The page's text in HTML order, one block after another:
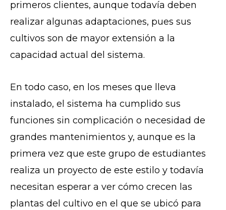
primeros clientes, aunque todavía deben
realizar algunas adaptaciones, pues sus
cultivos son de mayor extensión a la
capacidad actual del sistema.
En todo caso, en los meses que lleva
instalado, el sistema ha cumplido sus
funciones sin complicación o necesidad de
grandes mantenimientos y, aunque es la
primera vez que este grupo de estudiantes
realiza un proyecto de este estilo y todavía
necesitan esperar a ver cómo crecen las
plantas del cultivo en el que se ubicó para